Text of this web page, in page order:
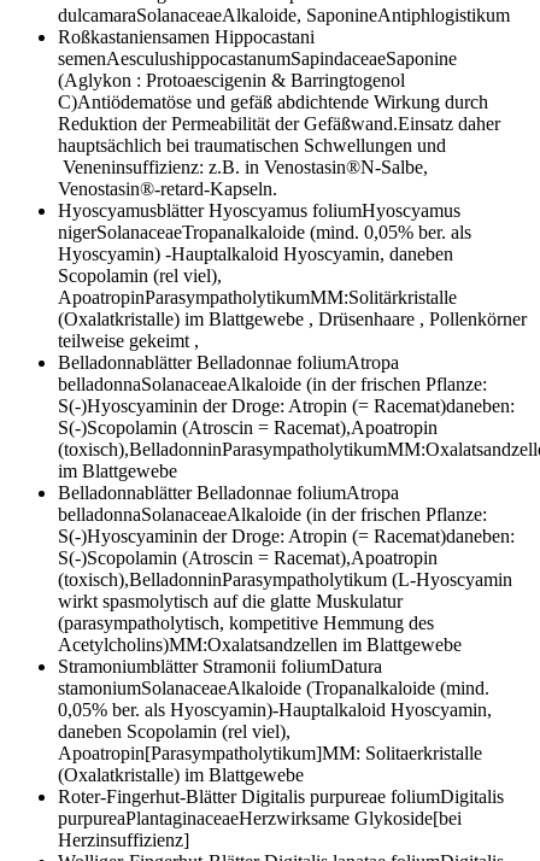
dulcamaraSolanaceaeAlkaloide, SaponineAntiphlogistikum
Roßkastaniensamen Hippocastani
semenAesculushippocastanumSapindaceaeSaponine
(Aglykon : Protoaescigenin & Barringtogenol
C)Antiödematöse und gefäß abdichtende Wirkung durch
Reduktion der Permeabilität der Gefäßwand.Einsatz daher
hauptsächlich bei traumatischen Schwellungen und
Veneninsuffizienz: z.B. in Venostasin®N-Salbe,
Venostasin®-retard-Kapseln.
HyoscyamusblätterHyoscyamus foliumHyoscyamus
nigerSolanaceaeTropanalkaloide (mind. 0,05% ber. als
Hyoscyamin) -Hauptalkaloid Hyoscyamin, daneben
Scopolamin (rel viel),
ApoatropinParasympatholytikumMM:Solitärkristalle
(Oxalatkristalle) im Blattgewebe , Drüsenhaare , Pollenkörner
teilweise gekeimt ,
BelladonnablätterBelladonnae foliumAtropa
belladonnaSolanaceaeAlkaloide (in der frischen Pflanze:
S(-)Hyoscyaminin der Droge: Atropin (= Racemat)daneben:
S(-)Scopolamin (Atroscin = Racemat),Apoatropin
im Blattgewebe
BelladonnablätterBelladonnae foliumAtropa
belladonnaSolanaceaeAlkaloide (in der frischen Pflanze:
S(-)Hyoscyaminin der Droge: Atropin (= Racemat)daneben:
S(-)Scopolamin (Atroscin = Racemat),Apoatropin
(toxisch),BelladonninParasympatholytikum (L-Hyoscyamin
wirkt spasmolytisch auf die glatte Muskulatur
(parasympatholytisch, kompetitive Hemmung des
Acetylcholins)MM:Oxalatsandzellen im Blattgewebe
Stramoniumblätter Stramonii foliumDatura
stamoniumSolanaceaeAlkaloide (Tropanalkaloide (mind.
0,05% ber. als Hyoscyamin)-Hauptalkaloid Hyoscyamin,
daneben Scopolamin (rel viel),
Apoatropin[Parasympatholytikum]MM: Solitaerkristalle
(Oxalatkristalle) im Blattgewebe
Roter-Fingerhut-BlätterDigitalis purpureae foliumDigitalis
purpureaPlantaginaceaeHerzwirksame Glykoside[bei
Herzinsuffizienz]